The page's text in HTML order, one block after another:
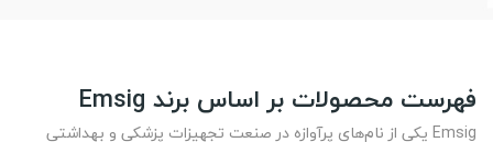
فهرست محصولات بر اساس برند Emsig
Emsig یکی از نام‌های پرآوازه در صنعت تجهیزات پزشکی و بهداشتی